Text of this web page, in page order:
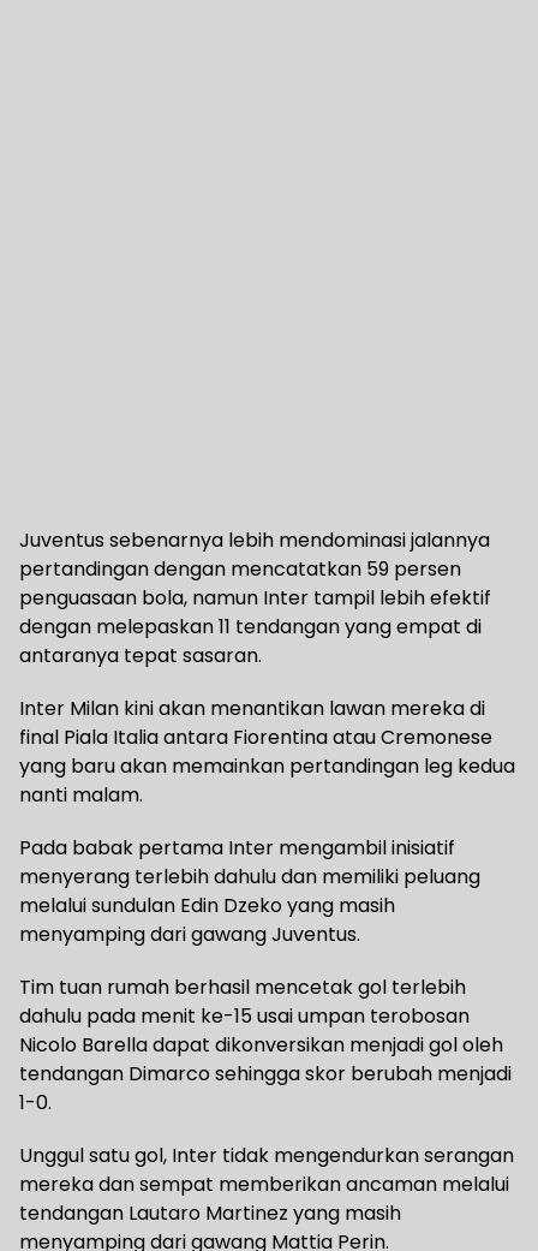
Juventus sebenarnya lebih mendominasi jalannya
pertandingan dengan mencatatkan 59 persen
penguasaan bola, namun Inter tampil lebih efektif
dengan melepaskan 11 tendangan yang empat di
antaranya tepat sasaran.
Inter Milan kini akan menantikan lawan mereka di
final Piala Italia antara Fiorentina atau Cremonese
yang baru akan memainkan pertandingan leg kedua
nanti malam.
Pada babak pertama Inter mengambil inisiatif
menyerang terlebih dahulu dan memiliki peluang
melalui sundulan Edin Dzeko yang masih
menyamping dari gawang Juventus.
Tim tuan rumah berhasil mencetak gol terlebih
dahulu pada menit ke-15 usai umpan terobosan
Nicolo Barella dapat dikonversikan menjadi gol oleh
tendangan Dimarco sehingga skor berubah menjadi
1-0.
Unggul satu gol, Inter tidak mengendurkan serangan
mereka dan sempat memberikan ancaman melalui
tendangan Lautaro Martinez yang masih
menyamping dari gawang Mattia Perin.